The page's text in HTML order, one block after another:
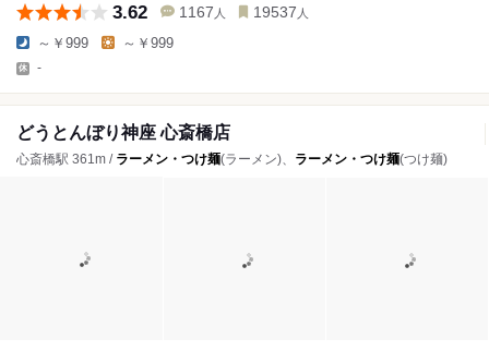
3.62 1167 人 19537 人
～￥999 ～￥999
-
どうとんぼり神座 心斎橋店
心斎橋駅 361m / ラーメン・つけ麺(ラーメン)、 ラーメン・つけ麺(つけ麺)